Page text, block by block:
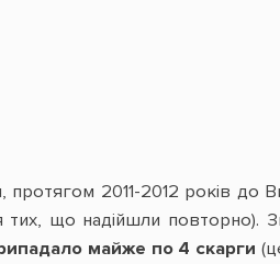
2011-2012 років до
тих, що надійшли повторно).
майже по 4 скарги